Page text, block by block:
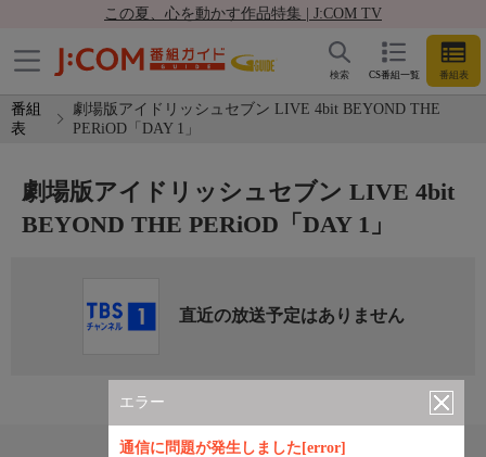
この夏、心を動かす作品特集 | J:COM TV
CS番組一覧 番組表
検索
番組
表
劇場版アイドリッシュセブン LIVE 4bit BEYOND THE
PERiOD「DAY 1」
エラー
通信に問題が発生しました[error]
劇場版アイドリッシュセブン LIVE 4bit
BEYOND THE PERiOD「DAY 1」
直近の放送予定はありません